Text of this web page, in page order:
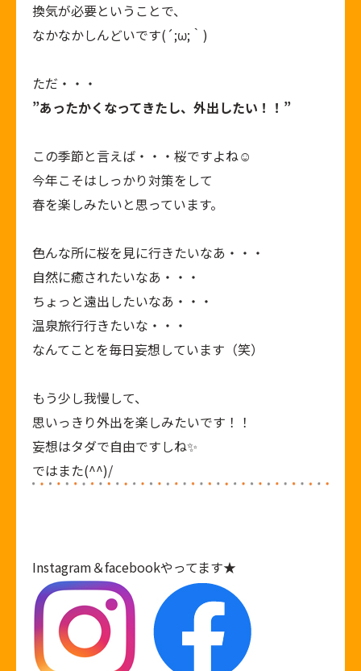
換気が必要ということで、
なかなかしんどいです(´;ω;｀)
ただ・・・
”あったかくなってきたし、外出したい！！”
この季節と言えば・・・桜ですよね☺
今年こそはしっかり対策をして
春を楽しみたいと思っています。
色んな所に桜を見に行きたいなあ・・・
自然に癒されたいなあ・・・
ちょっと遠出したいなあ・・・
温泉旅行行きたいな・・・
なんてことを毎日妄想しています（笑）
もう少し我慢して、
思いっきり外出を楽しみたいです！！
妄想はタダで自由ですしね✨
ではまた(^^)/
Instagram＆facebookやってます★